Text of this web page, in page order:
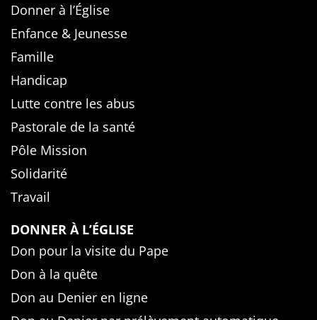
Donner à l’Église
Enfance & Jeunesse
Famille
Handicap
Lutte contre les abus
Pastorale de la santé
Pôle Mission
Solidarité
Travail
DONNER À L’ÉGLISE
Don pour la visite du Pape
Don à la quête
Don au Denier en ligne